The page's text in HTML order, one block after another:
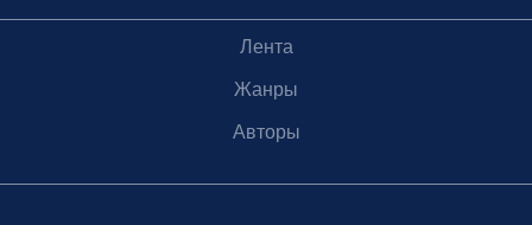
Лента
Жанры
Авторы